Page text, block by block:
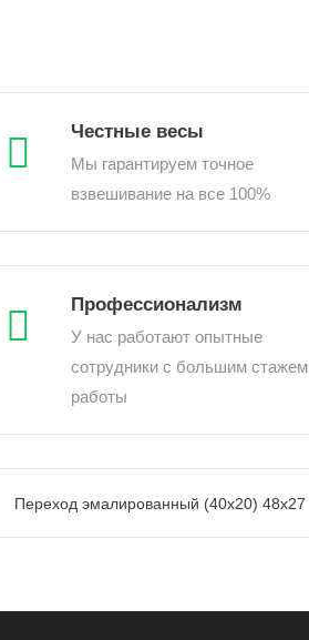
Честные весы
Мы гарантируем точное
взвешивание на все 100%
Профессионализм
У нас работают опытные
сотрудники с большим стажем
работы
Переход эмалированный (40х20) 48х27